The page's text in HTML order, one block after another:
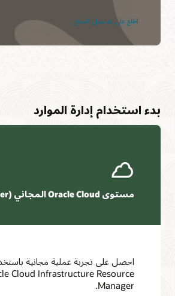
اطلع على تفاصيل المنتج
بدء استخدام إدارة الموارد
مستوى Oracle Cloud المجاني (Free Tier)
احصل على تجربة عملية مجانية
Cloud Infrastructure Resource
Manager.